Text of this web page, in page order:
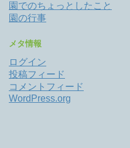
園でのちょっとしたこと
園の行事
メタ情報
ログイン
投稿フィード
コメントフィード
WordPress.org